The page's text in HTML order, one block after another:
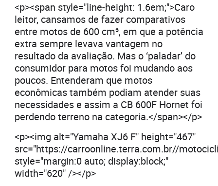
<p><span style="line-height: 1.6em;">Caro
leitor, cansamos de fazer comparativos
entre motos de 600 cm³, em que a potência
extra sempre levava vantagem no
resultado da avaliação. Mas o ‘paladar’ do
consumidor para motos foi mudando aos
poucos. Entenderam que motos
econômicas também podiam atender suas
necessidades e assim a CB 600F Hornet foi
perdendo terreno na categoria.</span></p>
<p><img alt="Yamaha XJ6 F" height="467"
src="https://carroonline.terra.com.br//
style="margin:0 auto; display:block;"
width="620" /></p>